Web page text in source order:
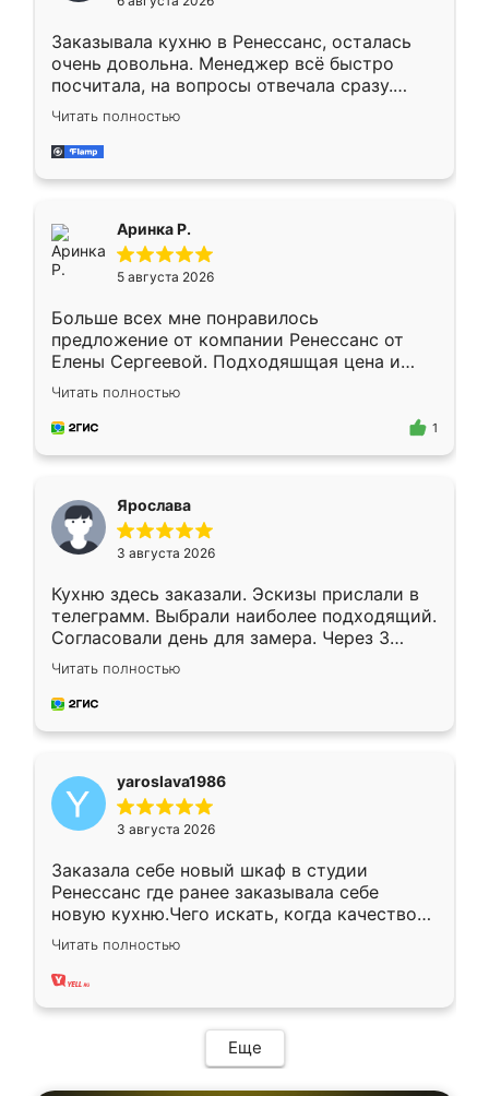
мебели буду заказывать только здесь.
Заказывала кухню в Ренессанс, осталась
очень довольна. Менеджер всё быстро
посчитала, на вопросы отвечала сразу.
Замерщик приехал в субботу, подошёл к
делу со всей ответственностью. Собрали
за день, ребята работали аккуратно, даже
Читать полностью
Аринка Р.
5 августа 2026
Больше всех мне понравилось
предложение от компании Ренессанс от
Елены Сергеевой. Подходяшщая цена и
короткие сроки изготовления. Приехавший
для замера сотрудник Владислав
предложил по моему эскизу самый
Читать полностью
1
Ярослава
3 августа 2026
Кухню здесь заказали. Эскизы прислали в
телеграмм. Выбрали наиболее подходящий.
Согласовали день для замера. Через 3
недели кухня была уже готова. Остались
довольны работой. Спасибо Ренессанс
мебель за качественную работу!
Читать полностью
yaroslava1986
3 августа 2026
Заказала себе новый шкаф в студии
Ренессанс где ранее заказывала себе
новую кухню.Чего искать, когда качеством
вполне довольна. Служит кухня уже почти
два года, нареканий нет.
Читать полностью
Еще